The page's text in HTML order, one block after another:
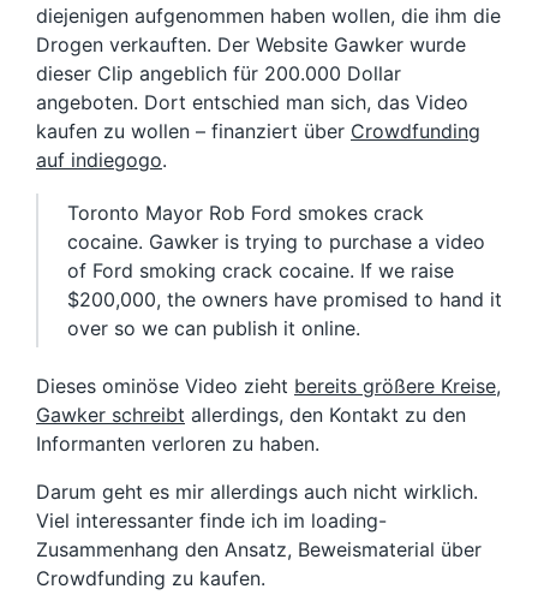
diejenigen aufgenommen haben wollen, die ihm die
Drogen verkauften. Der Website Gawker wurde
dieser Clip angeblich für 200.000 Dollar
angeboten. Dort entschied man sich, das Video
kaufen zu wollen – finanziert über Crowdfunding
auf indiegogo.
Toronto Mayor Rob Ford smokes crack
cocaine. Gawker is trying to purchase a video
of Ford smoking crack cocaine. If we raise
$200,000, the owners have promised to hand it
over so we can publish it online.
Dieses ominöse Video zieht bereits größere Kreise,
Gawker schreibt allerdings, den Kontakt zu den
Informanten verloren zu haben.
Darum geht es mir allerdings auch nicht wirklich.
Viel interessanter finde ich im loading-
Zusammenhang den Ansatz, Beweismaterial über
Crowdfunding zu kaufen.